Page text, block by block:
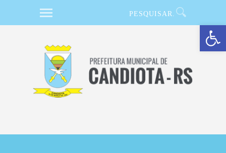
Barra de Ferramentas Aberta